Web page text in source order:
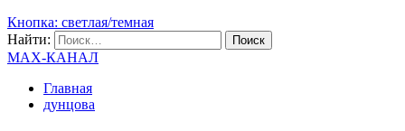
Кнопка: светлая/темная
Найти:
MAX-КАНАЛ
Главная
дунцова